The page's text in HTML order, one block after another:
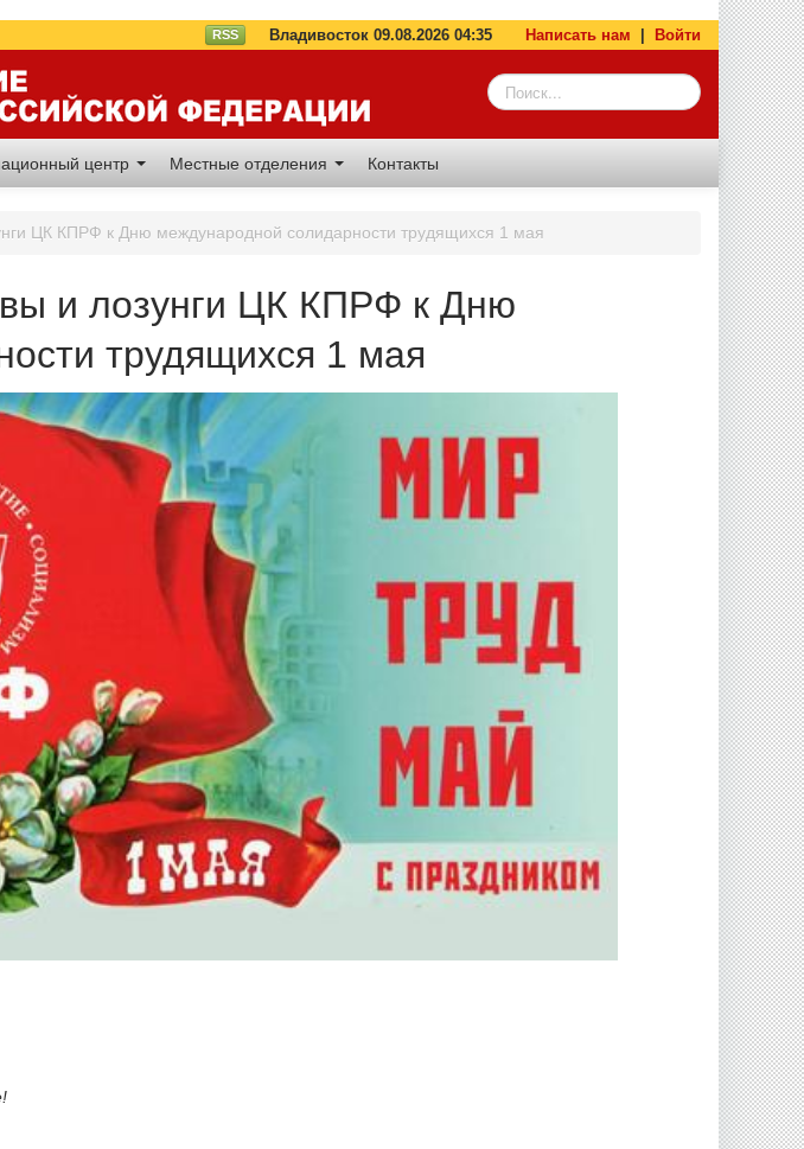
RSS Владивосток 09.08.2026 04:35 Написать нам Войти
центр Местные отделения Контакты
ЦК КПРФ к Дню международной солидарности трудящихся 1 мая
и лозунги ЦК КПРФ к Дню
трудящихся 1 мая